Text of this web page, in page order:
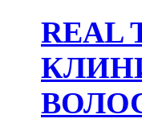
REAL